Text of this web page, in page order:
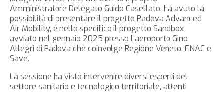
Amministratore Delegato Guido Casellato, ha avuto la
possibilità di presentare il progetto Padova Advanced
Air Mobility, e nello specifico il progetto Sandbox
avviato nel gennaio 2025 presso l’aeroporto Gino
Allegri di Padova che coinvolge Regione Veneto, ENAC e
Save.
La sessione ha visto intervenire diversi esperti del
settore sanitario e tecnologico territoriale, attenti